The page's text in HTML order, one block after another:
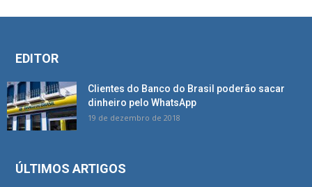
EDITOR
Clientes do Banco do Brasil poderão sacar
dinheiro pelo WhatsApp
19 de dezembro de 2018
ÚLTIMOS ARTIGOS